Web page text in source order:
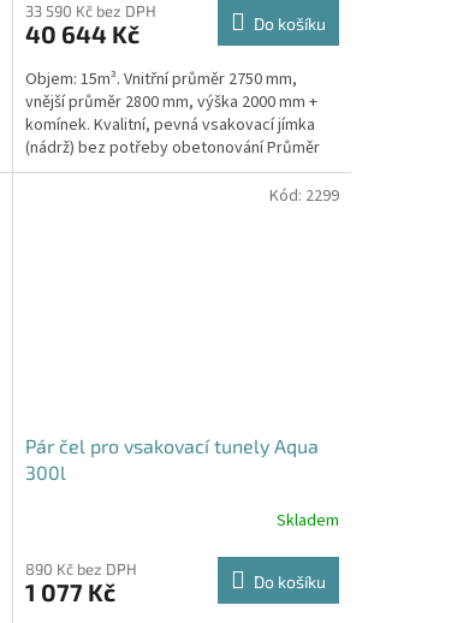
produktu
je
z
5
hvězdiček.
33 590 Kč bez DPH
40 644 Kč Do košíku
Objem: 15m³. Vnitřní průměr 2750 mm,
vnější průměr 2800 mm, výška 2000 mm +
komínek. Kvalitní, pevná vsakovací jímka
(nádrž) bez potřeby obetonování Průměr
přítoku a odtoku +...
Pár čel pro vsakovací tunely Aqua
300l
Skladem
890 Kč bez DPH
1 077 Kč Do košíku
Kód: 2299